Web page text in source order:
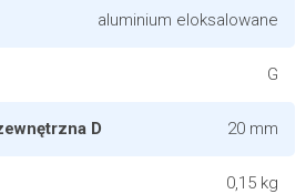
aluminium eloksalowane
G
D 20 mm
0,15 kg